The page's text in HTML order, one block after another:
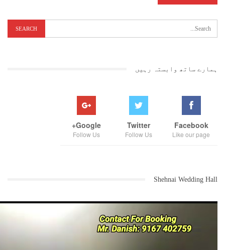
ہمارے ساتھ وابستہ رہیں
Facebook
Like our page
Twitter
Follow Us
Google+
Follow Us
Shehnai Wedding Hall